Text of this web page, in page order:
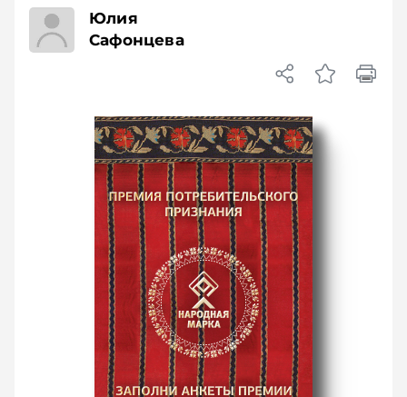
Юлия
Сафонцева